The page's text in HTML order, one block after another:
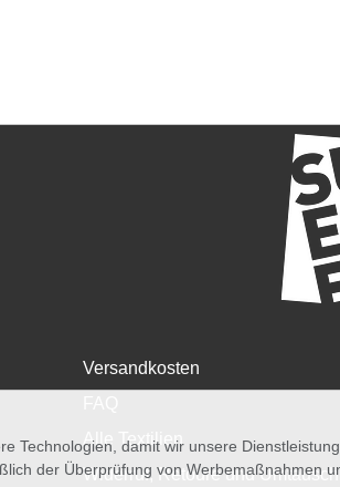
Versandkosten
Alle Textilien
Widerruf, Retoure und Umtausch
Technologien, damit wir unsere
der Überprüfung von Werbemaßnahmen